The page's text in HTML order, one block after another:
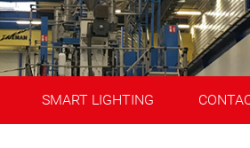
SMART LIGHTING